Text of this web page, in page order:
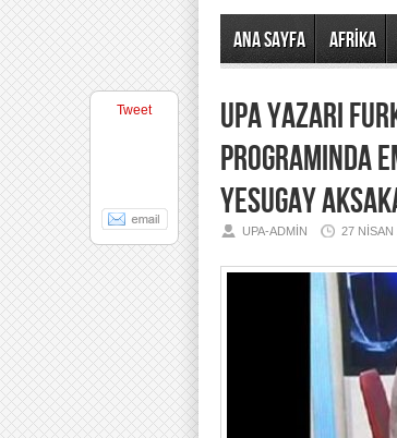
Ana Sayfa AFRİKA
UPA YAZARI
PROGRAMINDA
YESUGAY
UPA-ADMIN 27 NISAN
Tweet